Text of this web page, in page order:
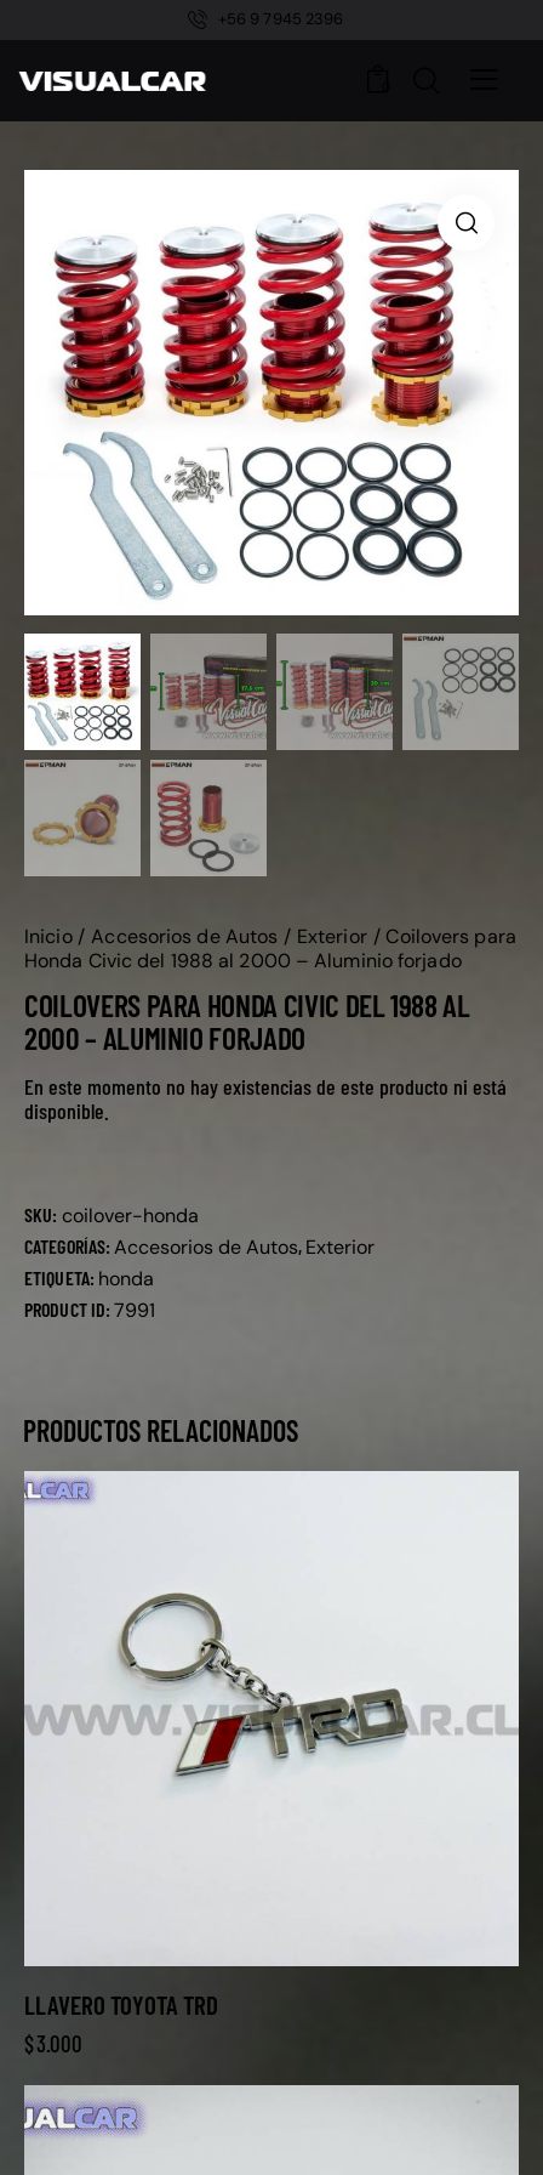
+56 9 7945 2396
Inicio Accesorios de Autos Exterior
Coilovers para
Honda Civic del 1988 al 2000 – Aluminio forjado
COILOVERS PARA HONDA CIVIC DEL 1988 AL
2000 – ALUMINIO FORJADO
En este momento no hay existencias de este producto ni está
disponible.
SKU: coilover-honda
CATEGORÍAS: Accesorios de Autos, Exterior
ETIQUETA: honda
PRODUCT ID:7991
PRODUCTOS RELACIONADOS
LLAVERO TOYOTA TRD
$3.000